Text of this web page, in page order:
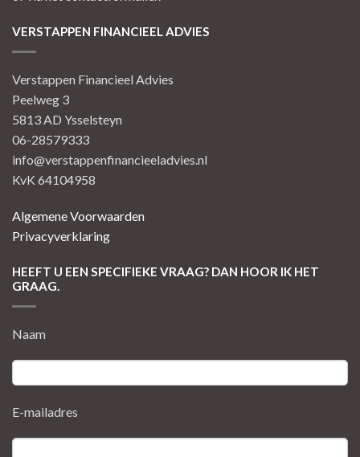
VERSTAPPEN FINANCIEEL ADVIES
Verstappen Financieel Advies
Peelweg 3
5813 AD Ysselsteyn
06-28579333
info@verstappenfinancieeladvies.nl
KvK 64104958
Algemene Voorwaarden
Privacyverklaring
HEEFT U EEN SPECIFIEKE VRAAG? DAN HOOR IK HET
GRAAG.
Naam
E-mailadres